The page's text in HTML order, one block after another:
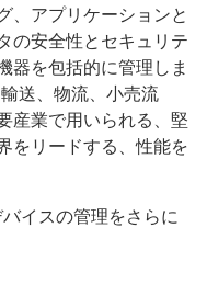
、アプリケーションと
の安全性とセキュリテ
器を包括的に管理しま
送、物流、小売流
産業で用いられる、堅
をリードする、性能を
イスの管理をさらに